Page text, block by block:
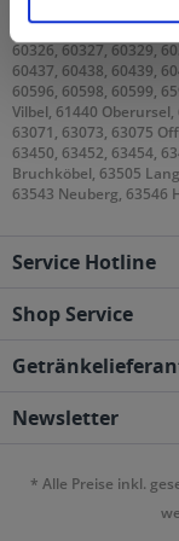
60308, 60311, 60313,
60326, 60327, 60329,
60437, 60438, 60439,
60596, 60598, 60599,
Vilbel, 61440
63071, 63073, 63075
63450, 63452, 63454,
Bruchköbel, 63505
63543 Neuberg, 63546
Service Hotline
Shop Service
Newsletter
* Alle Preise inkl.